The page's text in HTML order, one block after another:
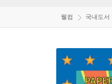
웰컴 국내도서